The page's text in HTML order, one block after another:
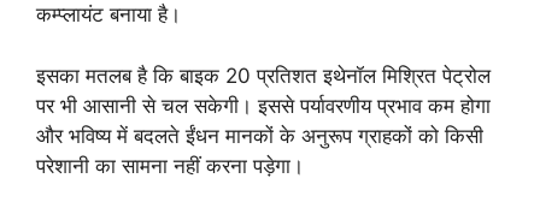
कम्प्लायंट बनाया है।
इसका मतलब है कि बाइक 20 प्रतिशत इथेनॉल मिश्रित पेट्रोल
पर भी आसानी से चल सकेगी। इससे पर्यावरणीय प्रभाव कम होगा
और भविष्य में बदलते ईंधन मानकों के अनुरूप ग्राहकों को किसी
परेशानी का सामना नहीं करना पड़ेगा।